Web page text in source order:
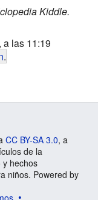
Kiddle.
a las 11:19
.
CC BY-SA 3.0, a
de la
y hechos
niños. Powered by